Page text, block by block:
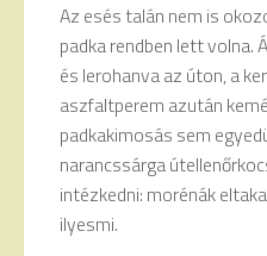
Az esés talán nem is
padka rendben lett volna.
és lerohanva az úton, a
aszfaltperem azután
padkakimosás sem
narancssárga
intézkedni: morénák
ilyesmi.